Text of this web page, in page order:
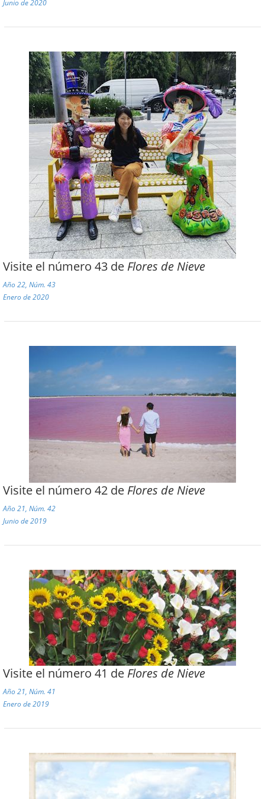
Junio de 2020
Visite el número 43 de Flores de Nieve
Año 22, Núm. 43
Enero de 2020
Visite el número 42 de Flores de Nieve
Año 21, Núm. 42
Junio de 2019
Visite el número 41 de Flores de Nieve
Año 21, Núm. 41
Enero de 2019